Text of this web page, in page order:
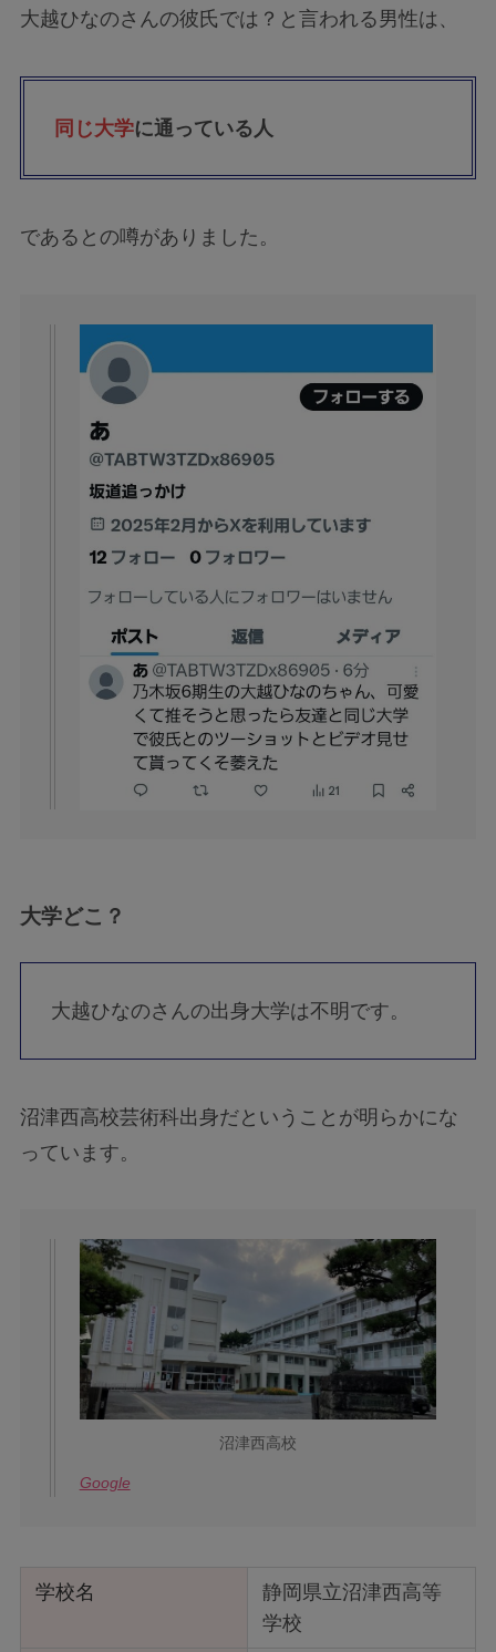
大越ひなのさんの彼氏では？と言われる男性は、
同じ大学に通っている人
であるとの噂がありました。
大学どこ？
大越ひなのさんの出身大学は不明です。
沼津西高校芸術科出身だということが明らかにな
っています。
沼津西高校
Google
学校名
静岡県立沼津西高等
学校